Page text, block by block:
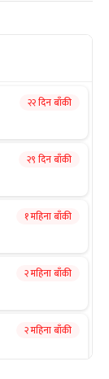
२२ दिन बाँकी
२९ दिन बाँकी
१ महिना बाँकी
२ महिना बाँकी
२ महिना बाँकी